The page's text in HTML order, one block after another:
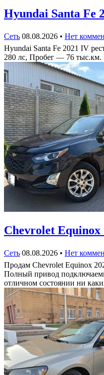
Hyundai Santa Fe
Сеть 08.08.2026 • Нет
Hyundai Santa Fe 2021 IV
280 лс, Пробег — 76
Chevrolet Equinox
Сеть 08.08.2026 • Нет
Продам Chevrolet Equinox
Полный привод
отличном состоянии ни